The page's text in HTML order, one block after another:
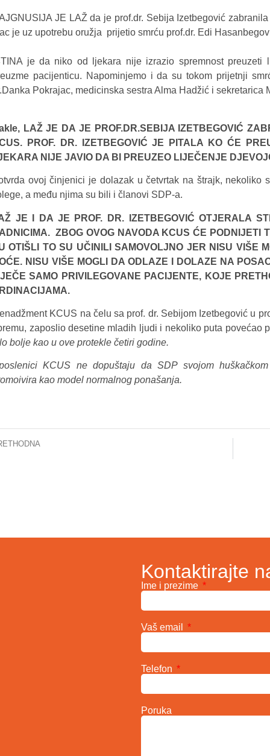
JE LAŽ da je prof.dr. Sebija Izetbegović
je uz upotrebu oružja prijetio smrću prof.dr. Edi
je da niko od ljekara nije izrazio spremnost
pacijenticu. Napominjemo i da su tokom prijetnji
Pokrajac, medicinska sestra Alma Hadžić i sekretarica
LAŽ JE DA JE PROF.DR.SEBIJA IZETBEGOVIĆ
PROF. DR. IZETBEGOVIĆ JE PITALA KO ĆE
NIJE JAVIO DA BI PREUZEO LIJEČENJE
ovoj činjenici je dolazak u četvrtak na štrajk, nekoliko
a među njima su bili i članovi SDP-a.
JE I DA JE PROF. DR. IZETBEGOVIĆ OTJERALA
ZBOG OVOG NAVODA KCUS ĆE PODNIJETI
OTIŠLI TO SU UČINILI SAMOVOLJNO JER NISU VIŠE
NISU VIŠE MOGLI DA ODLAZE I DOLAZE NA
SAMO PRIVILEGOVANE PACIJENTE, KOJE
KCUS na čelu sa prof. dr. Sebijom Izetbegović u
zaposlio desetine mladih ljudi i nekoliko puta povećao
bolje kao u ove protekle četiri godine.
KCUS ne dopuštaju da SDP svojom
kao model normalnog ponašanja.
Kontaktirajte
Ime i prezime
Vaš email
Telefon
Poruka